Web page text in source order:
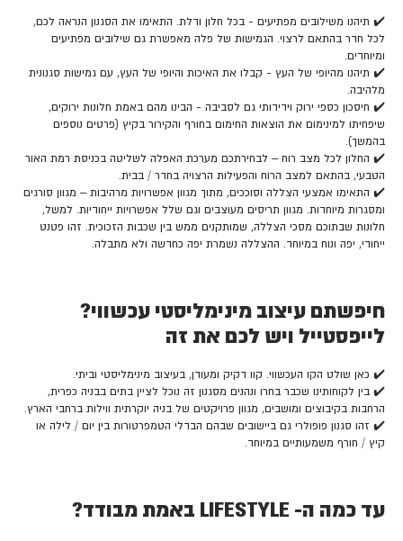
✔️ תיהנו משילובים מפתיעים - בכל חלון ודלת. התאימו את הסגנון הנראה לכם,
לכל חדר בהתאם לרצוי. הגמישות של פלה מאפשרת גם שילובים מפתיעים
ומיוחדים.
✔️ תיהנו מהיופי של העץ - קבלו את האיכות והיופי של העץ, עם גמישות סגנונית
מלהיבה.
✔️ חיסכון כספי ירוק וידידותי גם לסביבה - הבינו מהם באמת חלונות ירוקים,
שיפחיתו למינימום את הוצאות החימום בחורף והקירור בקיץ (פרטים נוספים
בהמשך).
✔️ החלון לכל מצב רוח – לבחירתכם מערכת האפלה לשליטה בכניסת רמת האור
הטבעי, בהתאם למצב הרוח והפעילות הרצויה בחדר / בבית.
✔️ התאימו אמצעי הצללה וסוככים, מתוך מגוון אפשרויות מרהיבות – מגוון סורגים
ומסגרות מיוחדות. מגוון תריסים מעוצבים וגם שלל אפשרויות ייחודיות. למשל,
חלונות שבתוכם מסכי הצללה, שמותקנים ממש בין שכבות הזכוכית. זהו פטנט
ייחודי, יפה ונוח במיוחד. ההצללה נשמרת יפה כחדשה ולא מתבלה.
חיפשתם עיצוב מינימליסטי עכשווי?
לייפסטייל ויש לכם את זה
✔️ כאן שולט הקו העכשווי. קוו דקיק ומעודן, בעיצוב מינימליסטי וביתי.
✔️ בין לקוחותינו שכבר בחרו ונהנים מסגנון זה נוכל לציין בתים בבניה כפרית,
הרחבות בקיבוצים ומושבים, מגוון פרויקטים של בניה יוקרתית ווילות ברחבי הארץ.
✔️ זהו סגנון פופולרי גם ביישובים שבהם הבדלי הטמפרטורות בין יום / לילה או
קיץ / חורף משמעותיים במיוחד.
עד כמה ה- LIFESTYLE באמת מבודד?